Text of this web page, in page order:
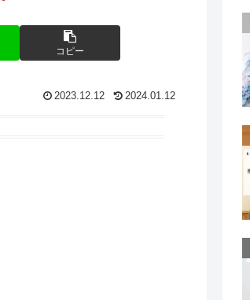
コピー
2023.12.12 2024.01.12